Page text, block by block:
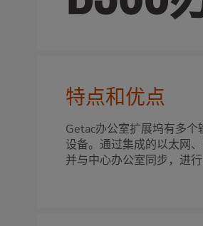
特点和优点
Getac办公室扩展坞有多
设备。通过集成的以太网
并与中心办公室同步，进行